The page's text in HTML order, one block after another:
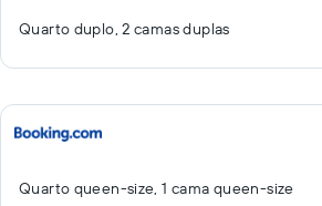
Quarto duplo, 2 camas duplas
Quarto queen-size, 1 cama queen-size